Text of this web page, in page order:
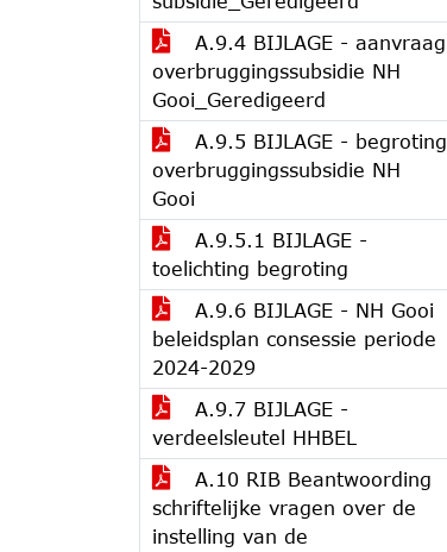
A.9.4 BIJLAGE - aanvraag
overbruggingssubsidie NH
Gooi_Geredigeerd
A.9.5 BIJLAGE - begroting
overbruggingssubsidie NH
Gooi
A.9.5.1 BIJLAGE -
toelichting begroting
A.9.6 BIJLAGE - NH Gooi
beleidsplan consessie periode
2024-2029
A.9.7 BIJLAGE -
verdeelsleutel HHBEL
A.10 RIB Beantwoording
schriftelijke vragen over de
instelling van de